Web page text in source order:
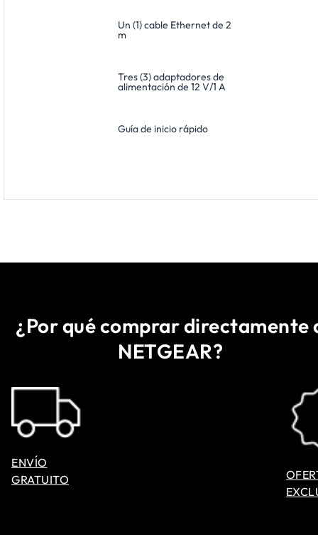
Un (1) cable Ethernet de 2
m
Tres (3) adaptadores de
alimentación de 12 V/1 A
Guía de inicio rápido
¿Por qué comprar directamente
NETGEAR?
ENVÍO
GRATUITO